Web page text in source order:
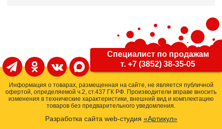
Специалист по продажам
т. +7 (3852) 38-35-05
Информация о товарах, размещенная на сайте, не является публичной
офертой, определяемой ч.2, ст.437 ГК РФ. Производители вправе вносить
изменения в технические характеристики, внешний вид и комплектацию
товаров без предварительного уведомления.
Разработка сайта web-студия «Артикул»